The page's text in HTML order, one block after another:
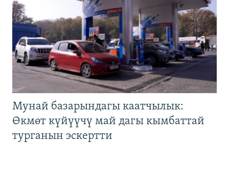
Мунай базарындагы каатчылык:
Өкмөт күйүүчү май дагы кымбаттай
турганын эскертти